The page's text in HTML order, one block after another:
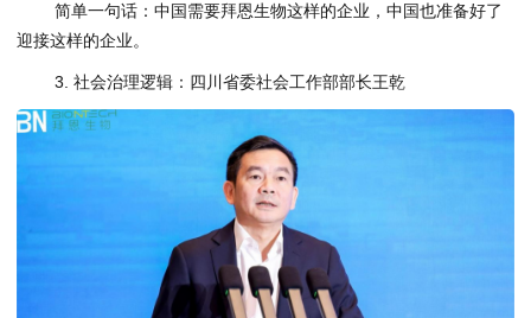
简单一句话：中国需要拜恩生物这样的企业，中国也准备好了
迎接这样的企业。
3. 社会治理逻辑：四川省委社会工作部部长王乾